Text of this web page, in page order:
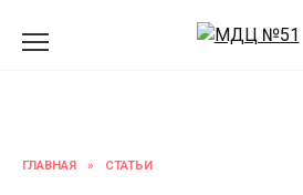
ГЛАВНАЯ » СТАТЬИ